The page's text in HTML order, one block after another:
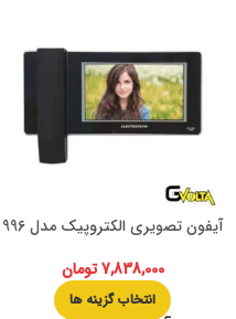
آیفون تصویری الکتروپیک مدل 996
7,838,000 تومان
انتخاب گزینه ها